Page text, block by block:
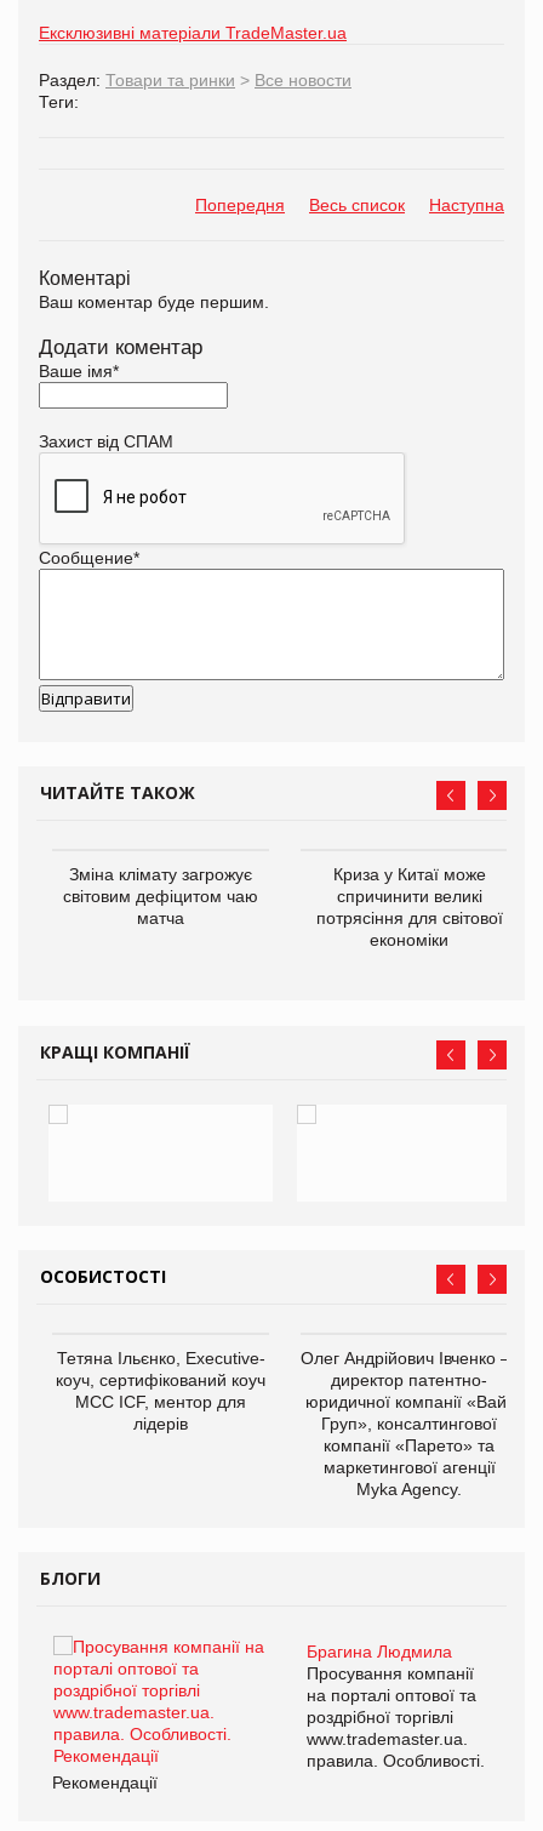
Ексклюзивні матеріали TradeMaster.ua
Раздел: Товари та ринки > Все новости
Теги:
Попередня Весь список Наступна
Коментарі
Ваш коментар буде першим.
Додати коментар
Ваше імя*
Захист від СПАМ
Сообщение*
ЧИТАЙТЕ ТАКОЖ
Зміна клімату загрожує
світовим дефіцитом чаю
матча
Криза у Китаї може
спричинити великі
потрясіння для світової
економіки
КРАЩІ КОМПАНІЇ
ОСОБИСТОСТІ
Тетяна Ільєнко, Executive-
коуч, сертифікований коуч
МСС ICF, ментор для
лідерів
Олег Андрійович Івченко —
директор патентно-
юридичної компанії «Вайз
Груп», консалтингової
компанії «Парето» та
маркетингової агенції
Myka Agency.
БЛОГИ
Брагина Людмила
Просування компанії
на порталі оптової та
роздрібної торгівлі
www.trademaster.ua.
правила. Особливості.
Рекомендації